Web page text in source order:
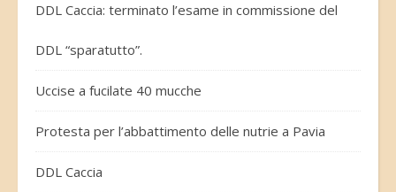
DDL Caccia: terminato l’esame in commissione del
DDL “sparatutto”.
Uccise a fucilate 40 mucche
Protesta per l’abbattimento delle nutrie a Pavia
DDL Caccia